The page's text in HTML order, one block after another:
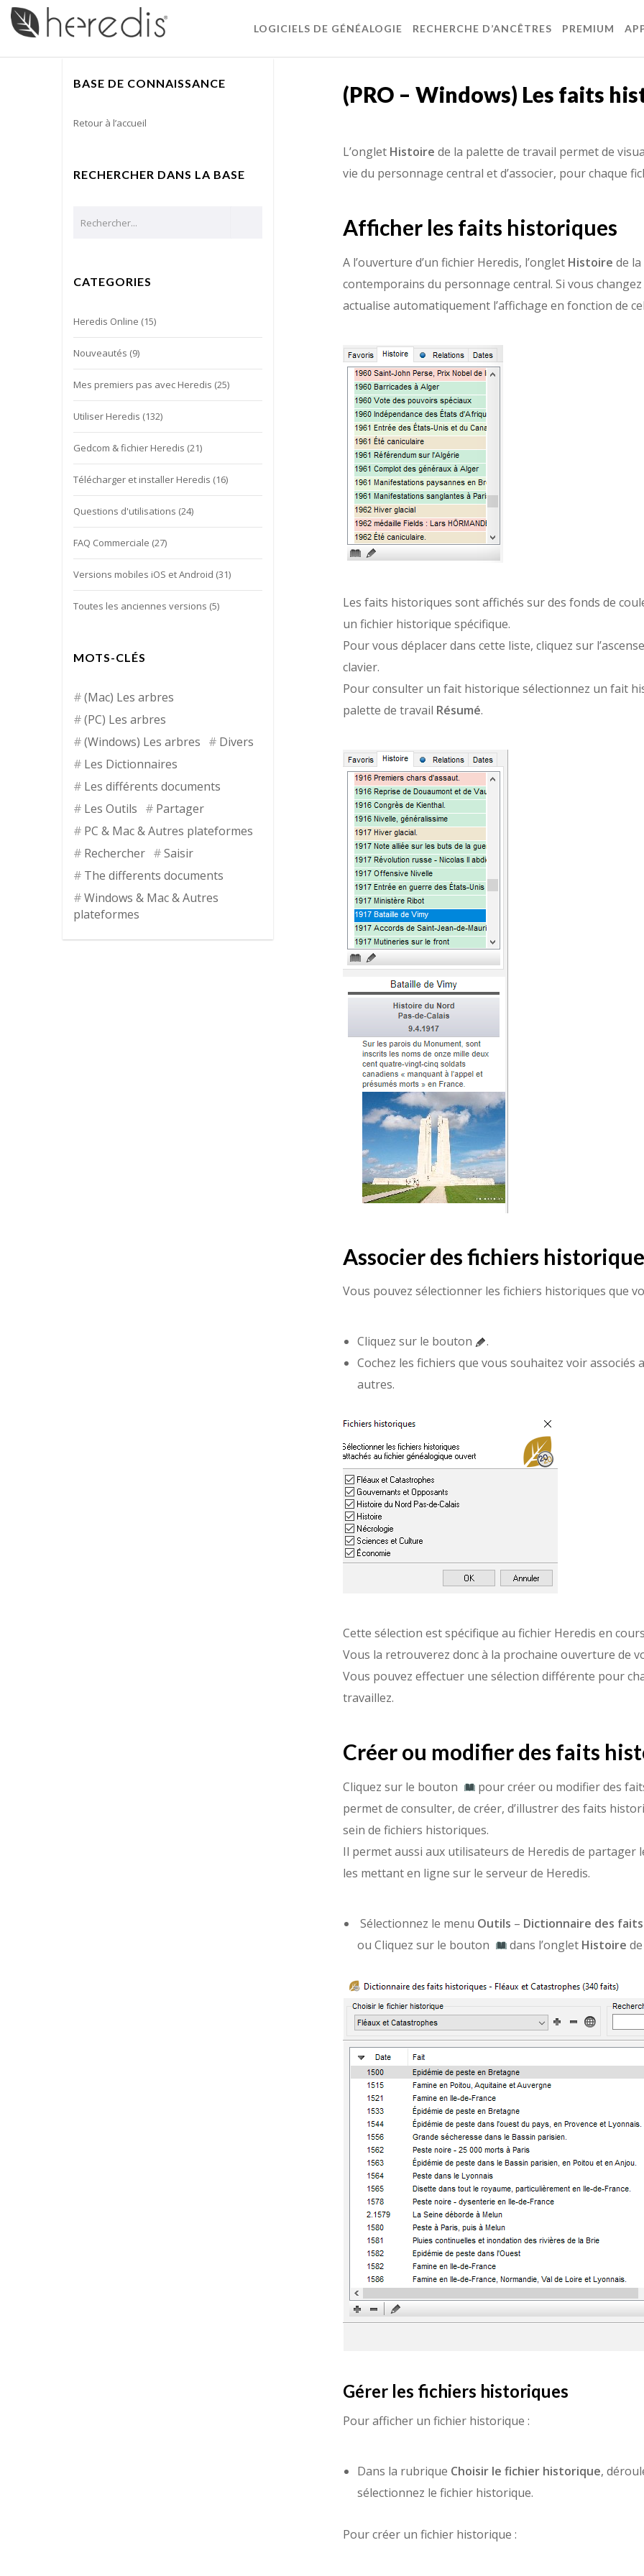
LOGICIELS DE GÉNÉALOGIE RECHERCHE D’ANCÊTRES PREMIUM
(PRO – Windows) Les faits
L’onglet Histoire de la palette de travail permet de
vie du personnage central et d’associer, pour chaque
Afficher les faits historiques
A l’ouverture d’un fichier Heredis, l’onglet Histoire de
contemporains du personnage central. Si vous
actualise automatiquement l’affichage en fonction de
Les faits historiques sont affichés sur des fonds de
un fichier historique spécifique.
Pour vous déplacer dans cette liste, cliquez sur
clavier.
Pour consulter un fait historique sélectionnez un fait
palette de travail Résumé.
Associer des fichiers
Vous pouvez sélectionner les fichiers historiques que
Cliquez sur le bouton
.
Cochez les fichiers que vous souhaitez voir
autres.
Cette sélection est spécifique au fichier Heredis en
Vous la retrouverez donc à la prochaine ouverture de
Vous pouvez effectuer une sélection différente pour
travaillez.
Créer ou modifier des faits
Cliquez sur le bouton
pour créer ou modifier des
permet de consulter, de créer, d’illustrer des faits
sein de fichiers historiques.
Il permet aussi aux utilisateurs de Heredis de partager
les mettant en ligne sur le serveur de Heredis.
Sélectionnez le menu Outils – Dictionnaire des
ou Cliquez sur le bouton
dans l’onglet Histoire
Gérer les fichiers historiques
Pour afficher un fichier historique :
Dans la rubrique Choisir le fichier historique,
sélectionnez le fichier historique.
Pour créer un fichier historique :
BASE DE CONNAISSANCE
Retour à l’accueil
RECHERCHER DANS LA BASE
CATEGORIES
Heredis Online (15)
Nouveautés (9)
Mes premiers pas avec Heredis (25)
Utiliser Heredis (132)
Gedcom & fichier Heredis (21)
Télécharger et installer Heredis (16)
Questions d'utilisations (24)
FAQ Commerciale (27)
Versions mobiles iOS et Android (31)
Toutes les anciennes versions (5)
MOTS-CLÉS
(Mac) Les arbres
(PC) Les arbres
(Windows) Les arbres
Divers
Les Dictionnaires
Les différents documents
Les Outils
Partager
PC & Mac & Autres plateformes
Rechercher
Saisir
The differents documents
Windows & Mac & Autres
plateformes